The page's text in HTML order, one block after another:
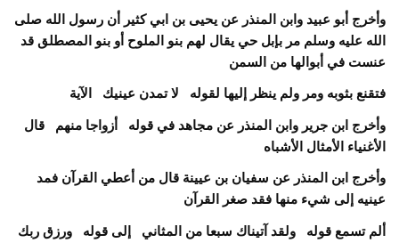
وأخرج أبو عبيد وابن المنذر عن يحيى بن ابي كثير أن رسول الله صلى
الله عليه وسلم مر بإبل حي يقال لهم بنو الملوح أو بنو المصطلق قد
عنست في أبوالها من السمن
فتقنع بثوبه ومر ولم ينظر إليها لقوله لا تمدن عينيك الآية
وأخرج ابن جرير وابن المنذر عن مجاهد في قوله أزواجا منهم قال
الأغنياء الأمثال الأشباه
وأخرج ابن المنذر عن سفيان بن عيينة قال من أعطي القرآن فمد
عينيه إلى شيء منها فقد صغر القرآن
ألم تسمع قوله ولقد آتيناك سبعا من المثاني إلى قوله ورزق ربك